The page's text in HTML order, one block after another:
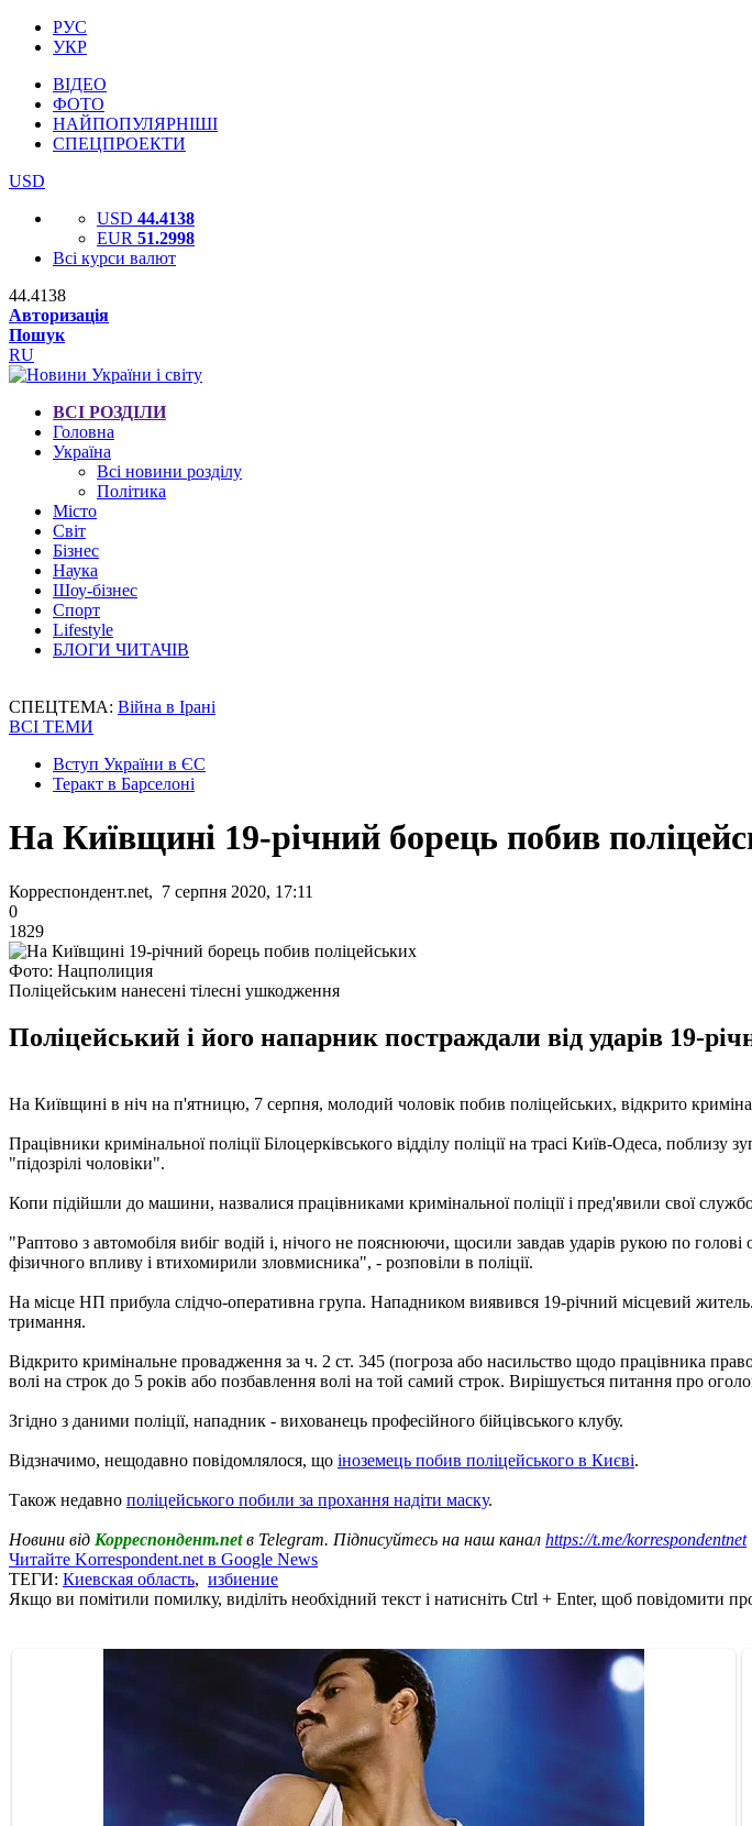
РУС
УКР
ВІДЕО
ФОТО
НАЙПОПУЛЯРНІШІ
СПЕЦПРОЕКТИ
USD
USD 44.4138
EUR 51.2998
Всі курси валют
44.4138
Авторизація
Пошук
RU
ВСІ РОЗДІЛИ
Головна
Україна
Всі новини розділу
Політика
Місто
Світ
Бізнес
Наука
Шоу-бізнес
Спорт
Lifestyle
БЛОГИ ЧИТАЧІВ
СПЕЦТЕМА: Війна в Ірані
ВСІ ТЕМИ
Вступ України в ЄС
Теракт в Барселоні
На Київщині 19-річний борець побив
Корреспондент.net, 7 серпня 2020, 17:11
0
1829
Фото: Нацполиция
Поліцейським нанесені тілесні ушкодження
Поліцейський і його напарник постраждали від ударів 19-
На Київщині в ніч на п'ятницю, 7 серпня, молодий чоловік побив поліцейських, відкрито
Працівники кримінальної поліції Білоцерківського відділу поліції на трасі Київ-Одеса,
"підозрілі чоловіки".
Копи підійшли до машини, назвалися працівниками кримінальної поліції і пред'явили свої
"Раптово з автомобіля вибіг водій і, нічого не пояснюючи, щосили завдав ударів рукою по
фізичного впливу і втихомирили зловмисника", - розповіли в поліції.
На місце НП прибула слідчо-оперативна група. Нападником виявився 19-річний місцевий
тримання.
Відкрито кримінальне провадження за ч. 2 ст. 345 (погроза або насильство щодо працівника
волі на строк до 5 років або позбавлення волі на той самий строк. Вирішується питання про
Згідно з даними поліції, нападник - вихованець професійного бійцівського клубу.
Відзначимо, нещодавно повідомлялося, що іноземець побив поліцейського в Києві.
Також недавно поліцейського побили за прохання надіти маску.
Новини від Корреспондент.netв Telegram. Підписуйтесь на наш канал https://t.me/korrespondentnet
Читайте Korrespondent.net в Google News
ТЕГИ: Киевская область, избиение
Якщо ви помітили помилку, виділіть необхідний текст і натисніть Ctrl + Enter, щоб повідомити